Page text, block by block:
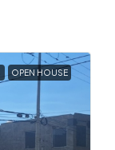
OPEN HOUSE